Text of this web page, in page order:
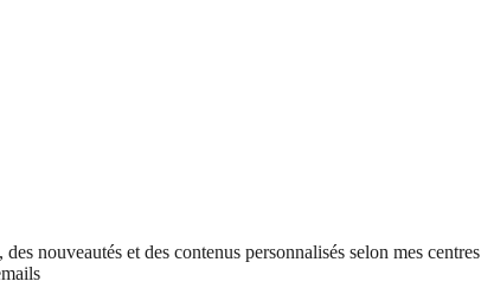
nouveautés et des contenus personnalisés selon mes centres